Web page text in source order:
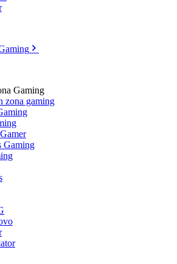
Gaming
zona gaming
Gaming